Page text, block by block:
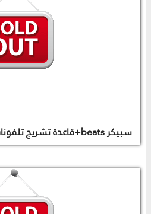
سبيكر beats+قاعدة تشريج تلفونات